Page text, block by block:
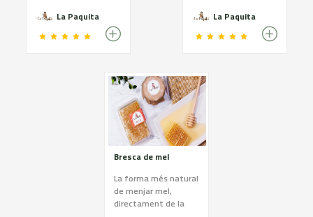
La Paquita La Paquita
Bresca de mel
La forma més natural
de menjar mel,
directament de la